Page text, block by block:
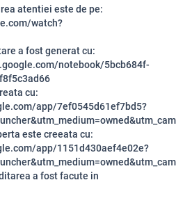
atentiei este de pe:
watch?
a fost generat cu:
notebook/5bcb684f-
cu:
app/7ef0545d61ef7bd5?
este creeata cu:
app/1151d430aef4e02e?
a fost facute in